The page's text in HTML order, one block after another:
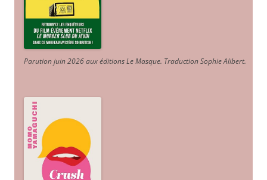
Parution juin 2026 aux éditions Le Masque. Traduction Sophie Alibert.